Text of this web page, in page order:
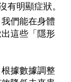
有明顯症狀。
們能在身體
這些「隱形
根據數據調整